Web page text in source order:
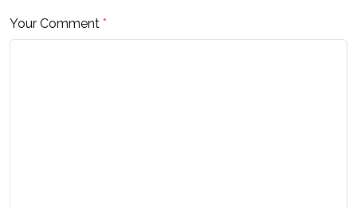
Your Comment *